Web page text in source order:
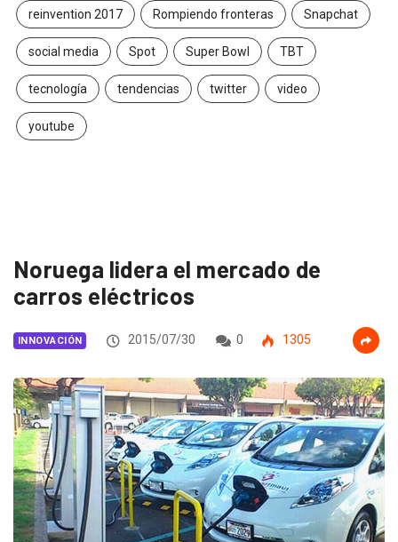
reinvention 2017 Rompiendo fronteras Snapchat
social media Spot Super Bowl TBT
tecnología tendencias twitter video
youtube
Noruega lidera el mercado de
carros eléctricos
INNOVACIÓN 2015/07/30 0 1305